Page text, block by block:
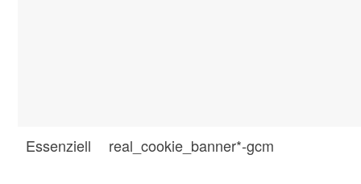
Essenziell real_cookie_banner*-gcm